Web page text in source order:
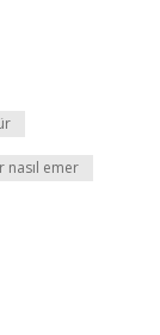
nasıl emer